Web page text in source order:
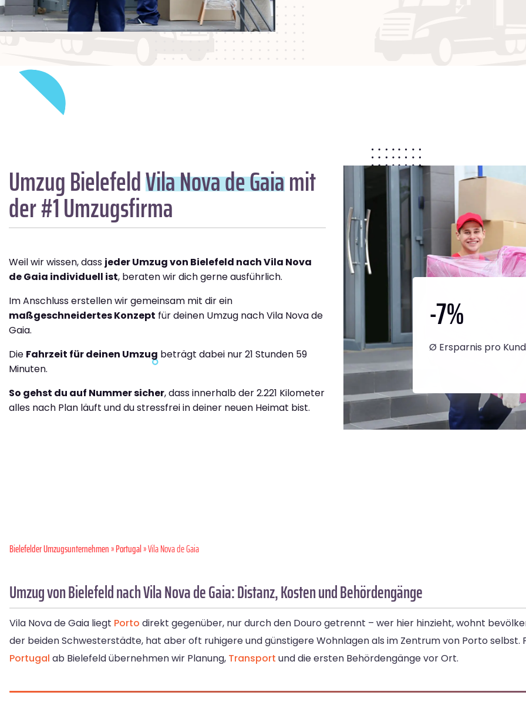
Umzug BielefeldVila Nova de Gaiamit
der #1 Umzugsfirma
Weil wir wissen, dass jeder Umzug von Bielefeld nach Vila Nova
de Gaia individuell ist, beraten wir dich gerne ausführlich.
Im Anschluss erstellen wir gemeinsam mit dir ein
maßgeschneidertes Konzept für deinen Umzug nach Vila Nova de
Gaia.
Die Fahrzeit für deinen Umzug beträgt dabei nur 21 Stunden 59
Minuten.
So gehst du auf Nummer sicher, dass innerhalb der 2.221 Kilometer
alles nach Plan läuft und du stressfrei in deiner neuen Heimat bist.
-7%
Ø Ersparnis pro
Bielefelder Umzugsunternehmen»Portugal» Vila Nova de Gaia
Umzug von Bielefeld nach Vila Nova de Gaia: Distanz, Kosten und Behördengänge
Vila Nova de Gaia liegt Porto direkt gegenüber, nur durch den Douro getrennt – wer hier hinzieht, wohnt
der beiden Schwesterstädte, hat aber oft ruhigere und günstigere Wohnlagen als im Zentrum von Porto selbst.
Portugal ab Bielefeld übernehmen wir Planung, Transport und die ersten Behördengänge vor Ort.